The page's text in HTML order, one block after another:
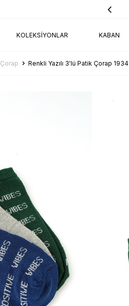
KOLEKSIYONLAR KABAN
Çorap Renkli Yazılı 3'lü Patik Çorap 1934